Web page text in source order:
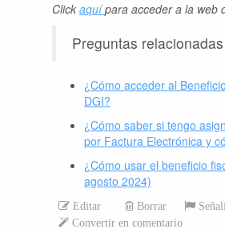
Click aquípara acceder a la web
Preguntas relacionadas
¿Cómo acceder al
DGI?
¿Cómo saber si tengo
por Factura Electrónica y
¿Cómo usar el beneficio
agosto 2024)
Editar Borrar
Convertir en comentario